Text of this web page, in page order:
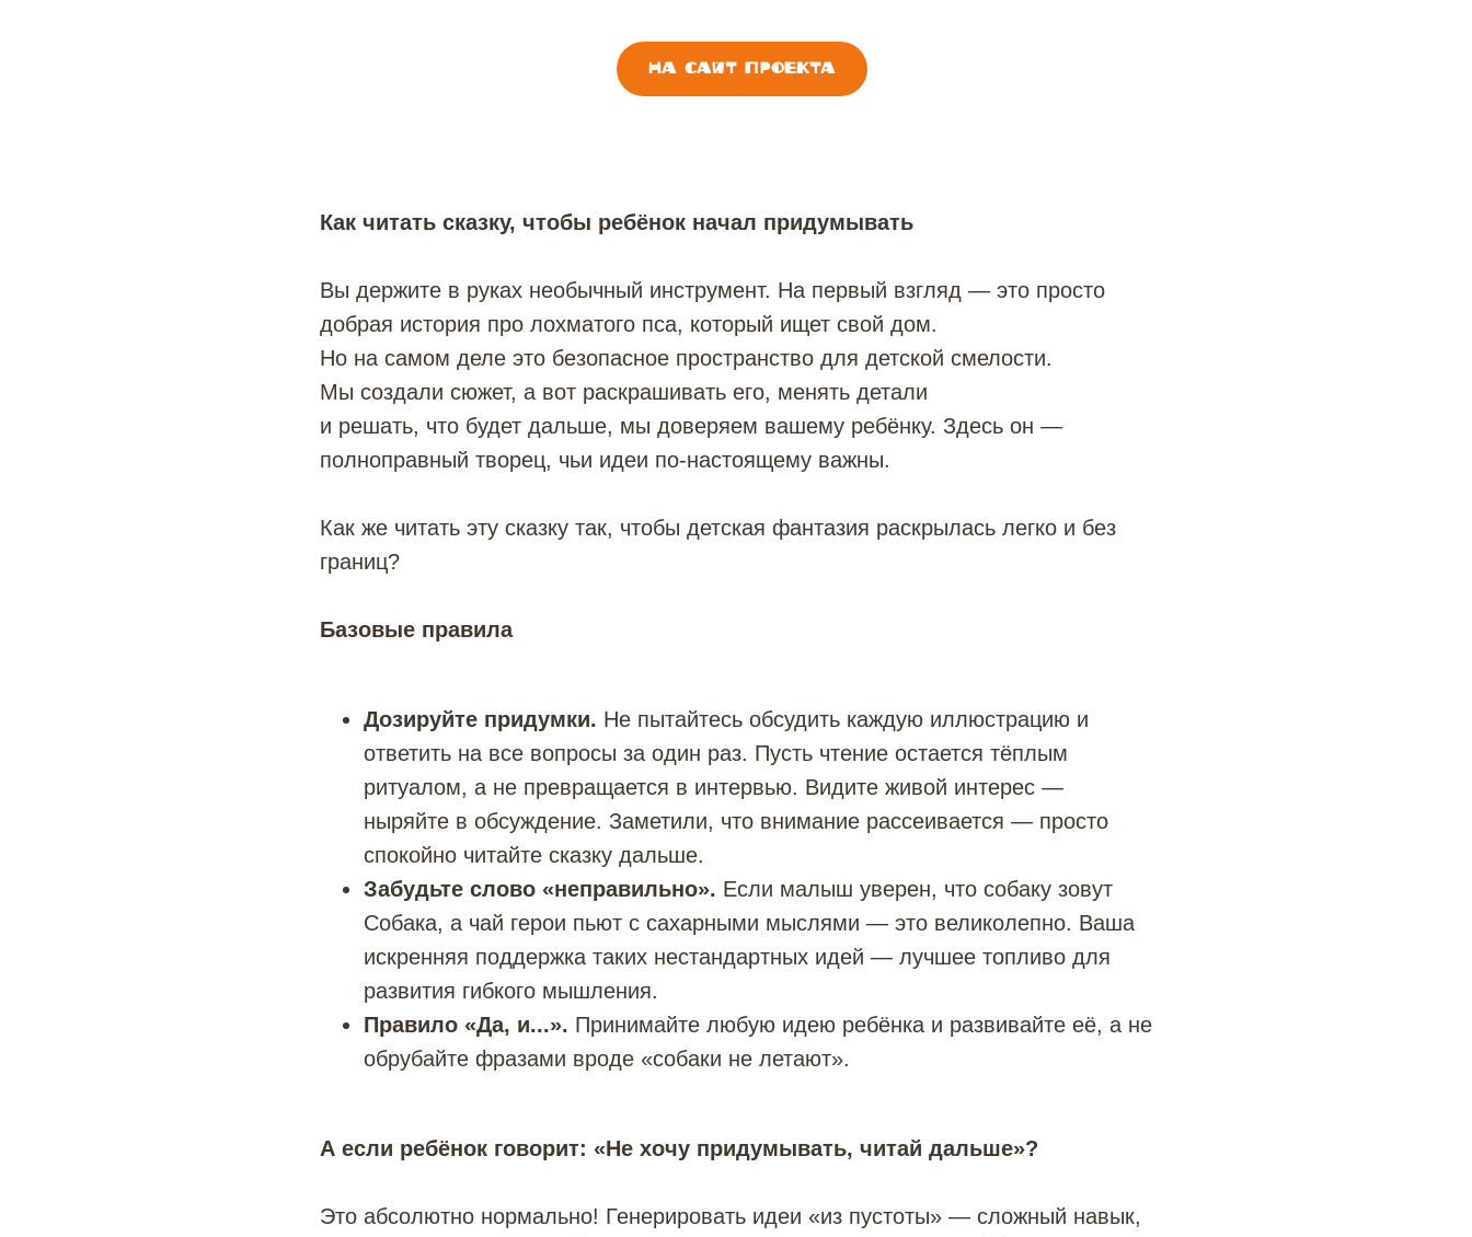
на сайт проекта
Как читать сказку, чтобы ребёнок начал придумывать
Вы держите в руках необычный инструмент. На первый взгляд — это просто
добрая история про лохматого пса, который ищет свой дом.
Но на самом деле это безопасное пространство для детской смелости.
Мы создали сюжет, а вот раскрашивать его, менять детали
и решать, что будет дальше, мы доверяем вашему ребёнку. Здесь он —
полноправный творец, чьи идеи по-настоящему важны.
Как же читать эту сказку так, чтобы детская фантазия раскрылась легко и без
границ?
Базовые правила
Дозируйте придумки. Не пытайтесь обсудить каждую иллюстрацию и
ответить на все вопросы за один раз. Пусть чтение остается тёплым
ритуалом, а не превращается в интервью. Видите живой интерес —
ныряйте в обсуждение. Заметили, что внимание рассеивается — просто
спокойно читайте сказку дальше.
Забудьте слово «неправильно». Если малыш уверен, что собаку зовут
Собака, а чай герои пьют с сахарными мыслями — это великолепно. Ваша
искренняя поддержка таких нестандартных идей — лучшее топливо для
развития гибкого мышления.
Правило «Да, и...». Принимайте любую идею ребёнка и развивайте её, а не
обрубайте фразами вроде «собаки не летают».
А если ребёнок говорит: «Не хочу придумывать, читай дальше»?
Это абсолютно нормально! Генерировать идеи «из пустоты» — сложный навык,